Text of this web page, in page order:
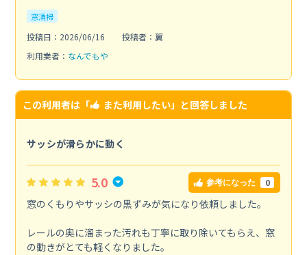
窓清掃
投稿日：2026/06/16
投稿者：翼
利用業者： なんでもや
この利用者は「 また利用したい」と回答しました
サッシが滑らかに動く
5.0 参考になった 0
窓のくもりやサッシの黒ずみが気になり依頼しました。
レールの奥に溜まった汚れも丁寧に取り除いてもらえ、窓
の動きがとても軽くなりました。